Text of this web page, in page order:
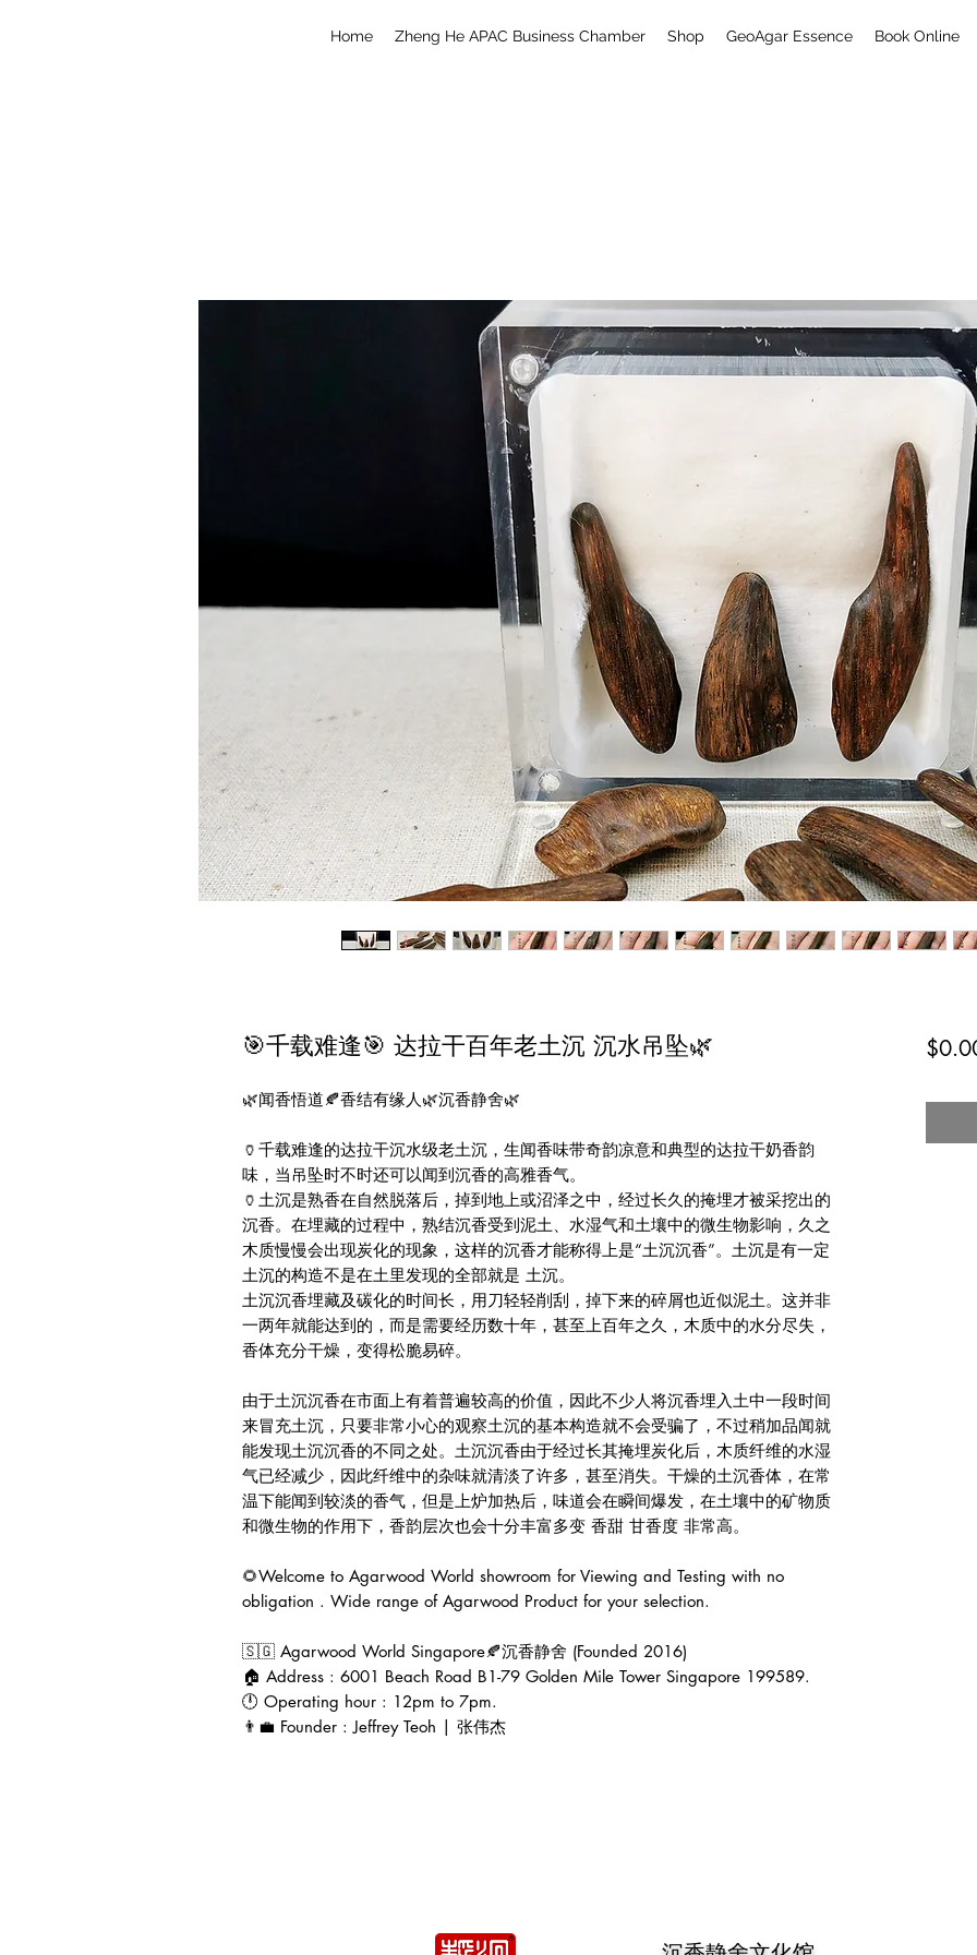
Home Zheng He APAC Business Chamber Shop GeoAgar Essence Book Online
🎯千载难逢🎯 达拉干百年老土沉 沉水吊坠🌿
🌿闻香悟道🍂香结有缘人🌿沉香静舍🌿
🏺千载难逢的达拉干沉水级老土沉，生闻香味带奇韵凉意和典型的达拉干奶香韵
味，当吊坠时不时还可以闻到沉香的高雅香气。
🏺土沉是熟香在自然脱落后，掉到地上或沼泽之中，经过长久的掩埋才被采挖出的
沉香。在埋藏的过程中，熟结沉香受到泥土、水湿气和土壤中的微生物影响，久之
木质慢慢会出现炭化的现象，这样的沉香才能称得上是“土沉沉香”。土沉是有一定
土沉的构造不是在土里发现的全部就是 土沉。
土沉沉香埋藏及碳化的时间长，用刀轻轻削刮，掉下来的碎屑也近似泥土。这并非
一两年就能达到的，而是需要经历数十年，甚至上百年之久，木质中的水分尽失，
香体充分干燥，变得松脆易碎。
由于土沉沉香在市面上有着普遍较高的价值，因此不少人将沉香埋入土中一段时间
来冒充土沉，只要非常小心的观察土沉的基本构造就不会受骗了，不过稍加品闻就
能发现土沉沉香的不同之处。土沉沉香由于经过长其掩埋炭化后，木质纤维的水湿
气已经减少，因此纤维中的杂味就清淡了许多，甚至消失。干燥的土沉香体，在常
温下能闻到较淡的香气，但是上炉加热后，味道会在瞬间爆发，在土壤中的矿物质
和微生物的作用下，香韵层次也会十分丰富多变 香甜 甘香度 非常高。
🌻Welcome to Agarwood World showroom for Viewing and Testing with no
obligation . Wide range of Agarwood Product for your selection.
🇸🇬 Agarwood World Singapore🍂沉香静舍 (Founded 2016)
🏠 Address : 6001 Beach Road B1-79 Golden Mile Tower Singapore 199589.
🕛 Operating hour : 12pm to 7pm.
👨‍💼 Founder : Jeffrey Teoh | 张伟杰